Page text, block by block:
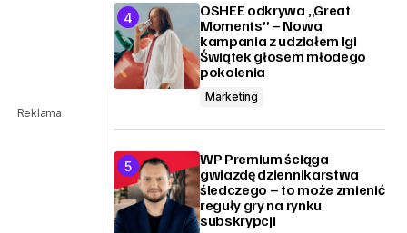
Reklama
OSHEE odkrywa „Great
Moments” – Nowa
kampania z udziałem Igi
Świątek głosem młodego
pokolenia
Marketing
WP Premium ściąga
gwiazdę dziennikarstwa
śledczego – to może zmienić
reguły gry na rynku
subskrypcji